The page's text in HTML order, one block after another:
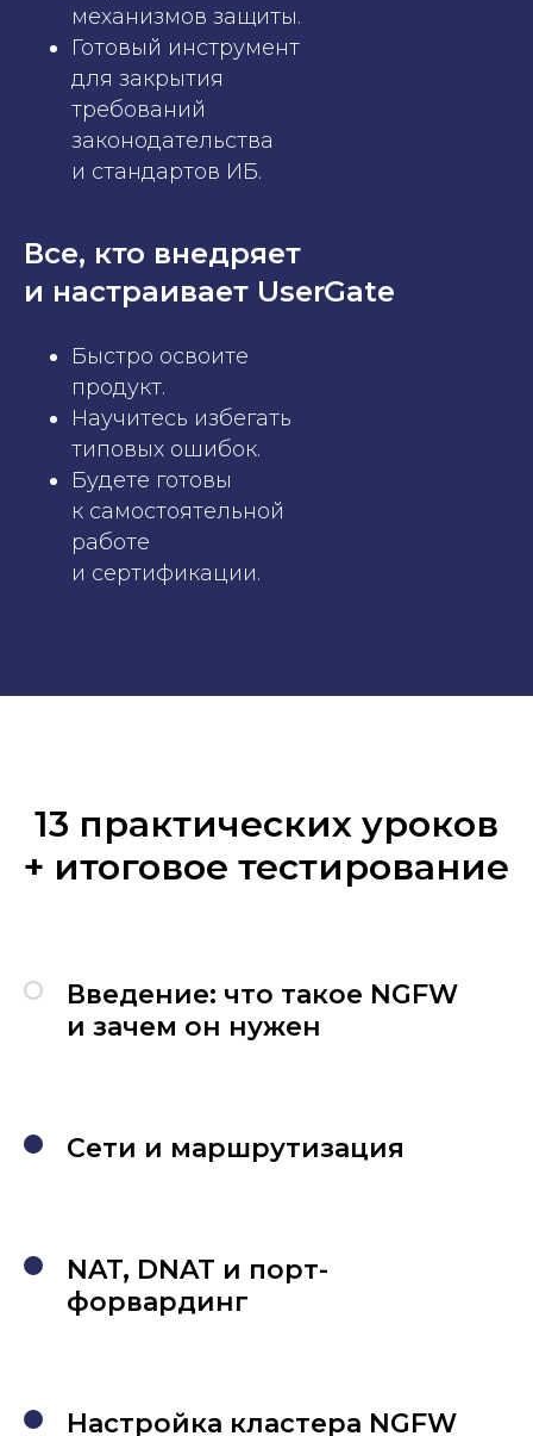
механизмов защиты.
Готовый инструмент
для закрытия
требований
законодательства
и стандартов ИБ.
Все, кто внедряет
и настраивает UserGate
Быстро освоите
продукт.
Научитесь избегать
типовых ошибок.
Будете готовы
к самостоятельной
работе
и сертификации.
13 практических уроков
+ итоговое тестирование
Введение: что такое NGFW
и зачем он нужен
Сети и маршрутизация
NAT, DNAT и порт-
форвардинг
Настройка кластера NGFW